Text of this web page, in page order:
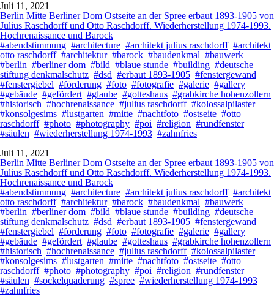
Juli 11, 2021
Berlin Mitte Berliner Dom Ostseite an der Spree erbaut 1893-1905 von
Julius Raschdorff und Otto Raschdorff. Wiederherstellung 1974-1993.
Hochrenaissance und Barock
#abendstimmung #architecture #architekt julius raschdorff #architekt
otto raschdorff #architektur #barock #baudenkmal #bauwerk
#berlin #berliner dom #bild #blaue stunde #building #deutsche
stiftung denkmalschutz #dsd #erbaut 1893-1905 #fenstergewand
#fenstergiebel #förderung #foto #fotografie #galerie #gallery
#gebäude #gefördert #glaube #gotteshaus #grabkirche hohenzollern
#historisch #hochrenaissance #julius raschdorff #kolossalpilaster
#konsolgesims #lustgarten #mitte #nachtfoto #ostseite #otto
raschdorff #photo #photography #poi #religion #rundfenster
#säulen #wiederherstellung 1974-1993 #zahnfries
Juli 11, 2021
Berlin Mitte Berliner Dom Ostseite an der Spree erbaut 1893-1905 von
Julius Raschdorff und Otto Raschdorff. Wiederherstellung 1974-1993.
Hochrenaissance und Barock
#abendstimmung #architecture #architekt julius raschdorff #architekt
otto raschdorff #architektur #barock #baudenkmal #bauwerk
#berlin #berliner dom #bild #blaue stunde #building #deutsche
stiftung denkmalschutz #dsd #erbaut 1893-1905 #fenstergewand
#fenstergiebel #förderung #foto #fotografie #galerie #gallery
#gebäude #gefördert #glaube #gotteshaus #grabkirche hohenzollern
#historisch #hochrenaissance #julius raschdorff #kolossalpilaster
#konsolgesims #lustgarten #mitte #nachtfoto #ostseite #otto
raschdorff #photo #photography #poi #religion #rundfenster
#säulen #sockelquaderung #spree #wiederherstellung 1974-1993
#zahnfries